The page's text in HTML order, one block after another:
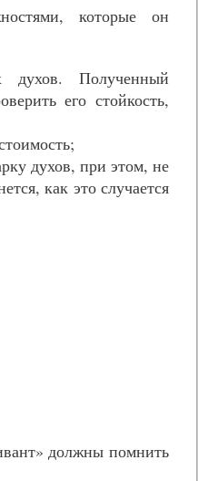
которые он
духов. Полученный
его стойкость,
духов, при этом, не
как это случается
должны помнить